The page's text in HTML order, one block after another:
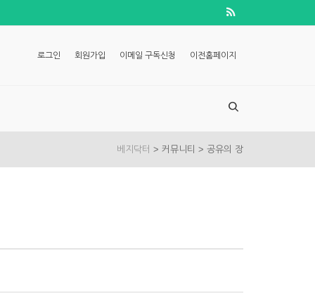
로그인 회원가입 이메일 구독신청 이전홈페이지
베지닥터 > 커뮤니티 > 공유의 장